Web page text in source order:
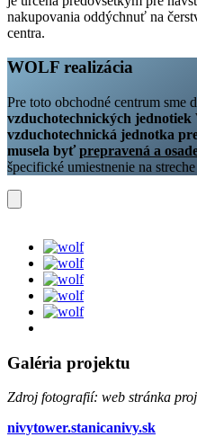
nakupovania oddýchnuť na
centra.
WOLF realizácia
Pre toto obchodné centrum sme
vzduchotechnických jednotiek
vzduchotechnická jednotka
musela byť prepravená a
špecifické umiestnenie na
Galéria projektu
Zdroj fotografií: web stránka
nivytower.stanicanivy.sk